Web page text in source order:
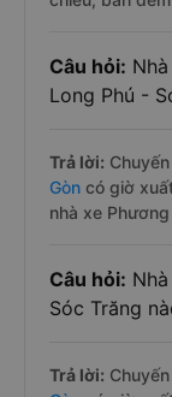
Câu hỏi:
Long Phú -
Trả lời: Chuyến
Gòn có giờ
nhà xe
Câu hỏi:
Sóc Trăng
Trả lời: Chuyến